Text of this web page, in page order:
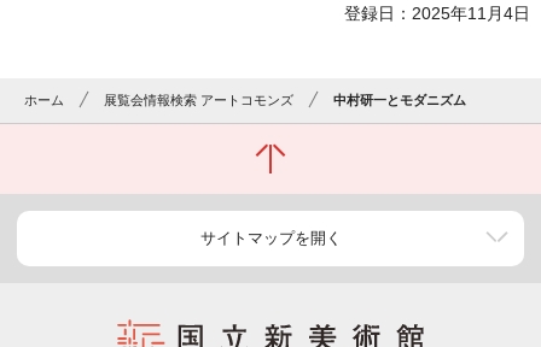
登録日：2025年11月4日
ホーム 展覧会情報検索 アートコモンズ 中村研一とモダニズム
サイトマップを開く